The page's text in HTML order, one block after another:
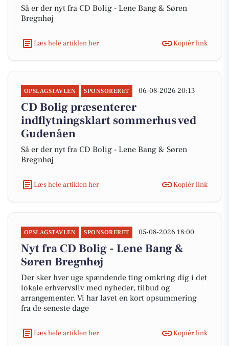
Så er der nyt fra CD Bolig - Lene Bang & Søren
Bregnhøj
Læs hele artiklen her Kopiér link
OPSLAGSTAVLEN SPONSORERET 06-08-2026 20:13
CD Bolig præsenterer
indflytningsklart sommerhus ved
Gudenåen
Så er der nyt fra CD Bolig - Lene Bang & Søren
Bregnhøj
Læs hele artiklen her Kopiér link
OPSLAGSTAVLEN SPONSORERET 05-08-2026 18:00
Nyt fra CD Bolig - Lene Bang &
Søren Bregnhøj
Der sker hver uge spændende ting omkring dig i det
lokale erhvervsliv med nyheder, tilbud og
arrangementer. Vi har lavet en kort opsummering
fra de seneste dage
Læs hele artiklen her Kopiér link